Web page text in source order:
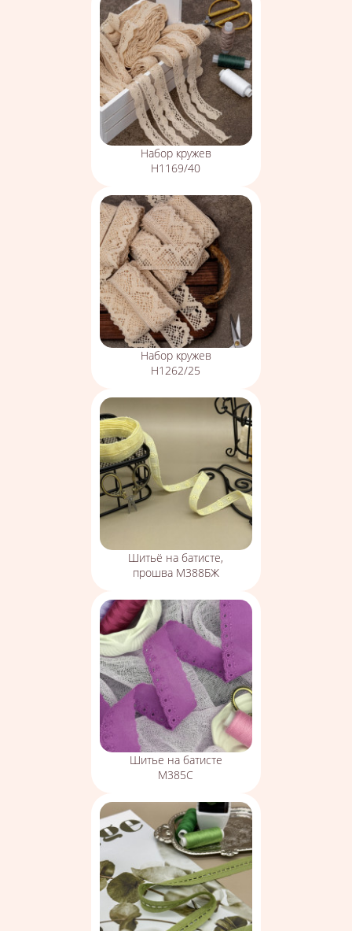
Набор кружев
Н1169/40
Набор кружев
Н1262/25
Шитьё на батисте,
прошва М388БЖ
Шитье на батисте
М385С